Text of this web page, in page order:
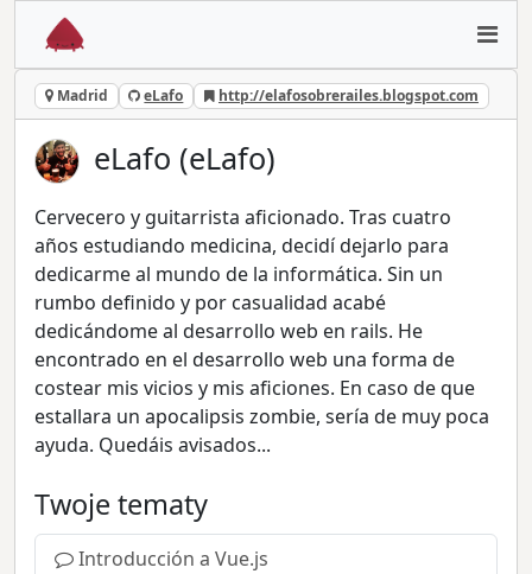
Madrid eLafo http://elafosobrerailes.blogspot.com
eLafo (eLafo)
Cervecero y guitarrista aficionado. Tras cuatro
años estudiando medicina, decidí dejarlo para
dedicarme al mundo de la informática. Sin un
rumbo definido y por casualidad acabé
dedicándome al desarrollo web en rails. He
encontrado en el desarrollo web una forma de
costear mis vicios y mis aficiones. En caso de que
estallara un apocalipsis zombie, sería de muy poca
ayuda. Quedáis avisados...
Twoje tematy
Introducción a Vue.js